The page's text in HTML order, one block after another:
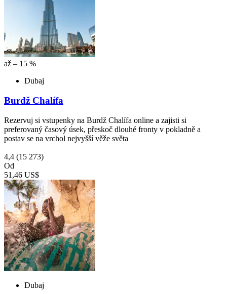
až – 15 %
Dubaj
Burdž Chalífa
Rezervuj si vstupenky na Burdž Chalífa online a zajisti si
preferovaný časový úsek, přeskoč dlouhé fronty v pokladně a
postav se na vrchol nejvyšší věže světa
4,4 (15 273)
Od
51,46 US$
Dubaj